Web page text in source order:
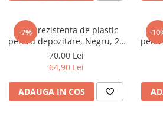
Cutii
Scrumiere
Umerase
Uscatoare rufe
-7%
Cutie rezistenta de plastic
pentru depozitare, Negru, 20
litri
70,00 Lei
64,90 Lei
ADAUGA IN COS
-